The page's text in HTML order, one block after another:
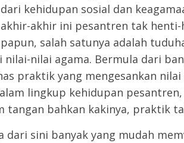
kehidupan sosial dan
akhir ini pesantren tak
salah satunya adalah
nilai-nilai agama. Bermula dari
praktik yang mengesankan
lingkup kehidupan
tangan bahkan kakinya, praktik
dari sini banyak yang mudah